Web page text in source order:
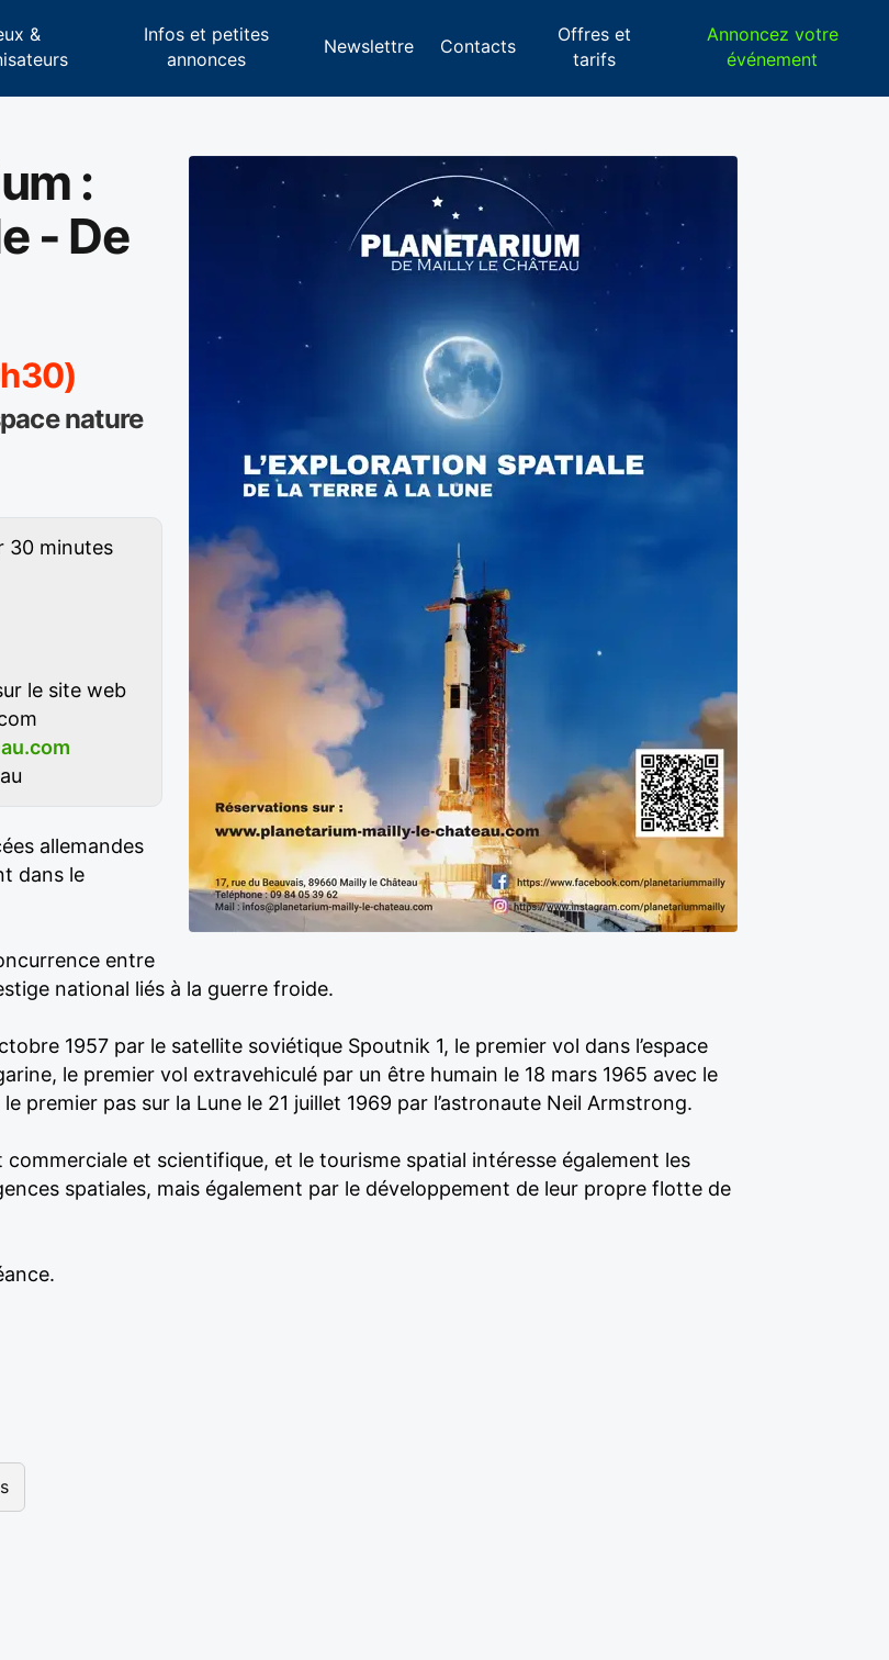
&
Infos et petites
annonces
Newslettre Contacts
Offres et
tarifs
Annoncez votre
événement
:
- De
nature
30 minutes
le site web
allemandes
dans le
entre
national liés à la guerre froide.
1957 par le satellite soviétique Spoutnik 1, le premier vol dans l’espace
le premier vol extravehiculé par un être humain le 18 mars 1965 avec le
premier pas sur la Lune le 21 juillet 1969 par l’astronaute Neil Armstrong.
commerciale et scientifique, et le tourisme spatial intéresse également les
spatiales, mais également par le développement de leur propre flotte de